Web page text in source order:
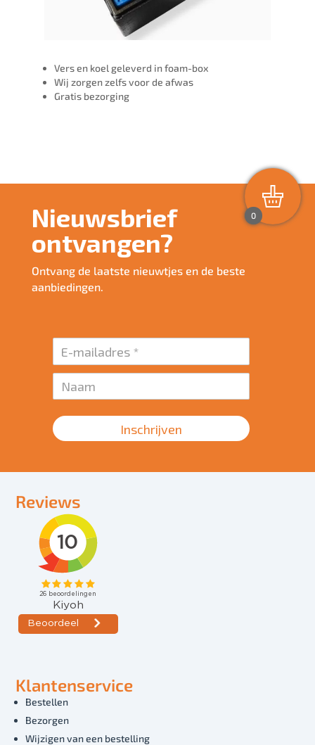
Vers en koel geleverd in foam-box
Wij zorgen zelfs voor de afwas
Gratis bezorging
Nieuwsbrief
ontvangen?
Ontvang de laatste nieuwtjes en de beste
aanbiedingen.
Inschrijven
Reviews
Klantenservice
Bestellen
Bezorgen
Wijzigen van een bestelling
0